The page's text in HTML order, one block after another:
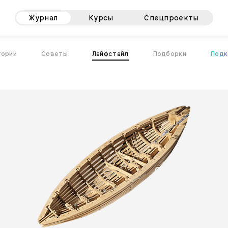
Журнал Курсы Спецпроекты
Советы Лайфстайл Подборки